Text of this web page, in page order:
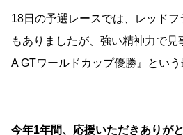
18日の予選レースでは、レッド
もありましたが、強い精神力で見
A GTワールドカップ優勝』という
今年1年間、応援いただきありが